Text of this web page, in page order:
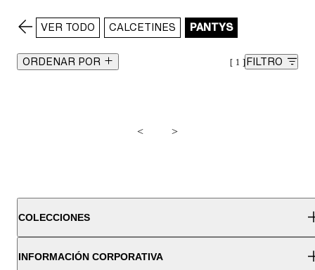
VER TODO CALCETINES PANTYS
ORDENAR POR 1 FILTRO
< >
COLECCIONES
INFORMACIÓN CORPORATIVA